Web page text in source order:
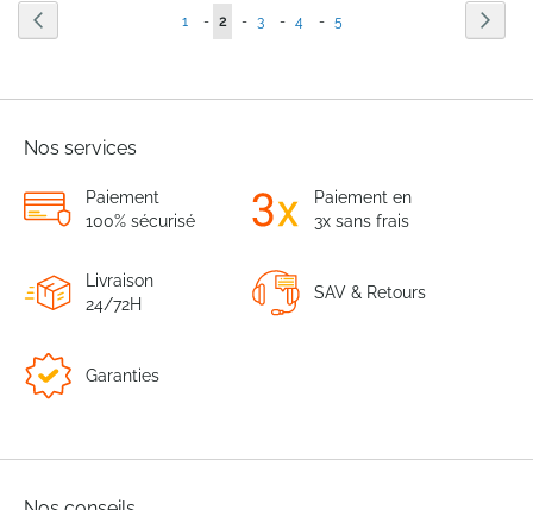
Page
1 - Vous
2 - Page
3 - Page
4 - Page
5
Nos services
Paiement
100% sécurisé
Paiement en
3x sans frais
Livraison
24/72H
SAV & Retours
Garanties